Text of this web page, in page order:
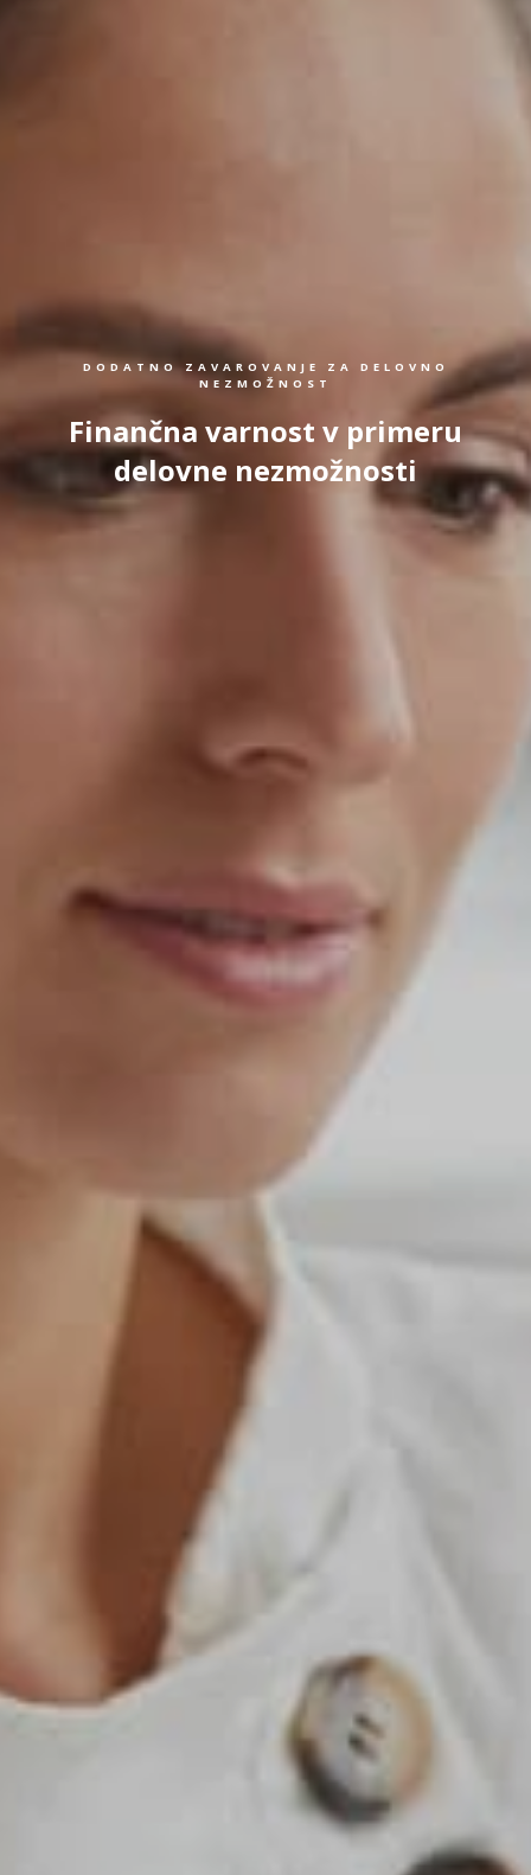
DODATNO ZAVAROVANJE ZA DELOVNO
NEZMOŽNOST
Finančna varnost v primeru
delovne nezmožnosti